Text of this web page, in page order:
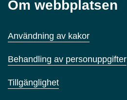
Om webbplatsen
Användning av kakor
Behandling av personuppgifter
Tillgänglighet